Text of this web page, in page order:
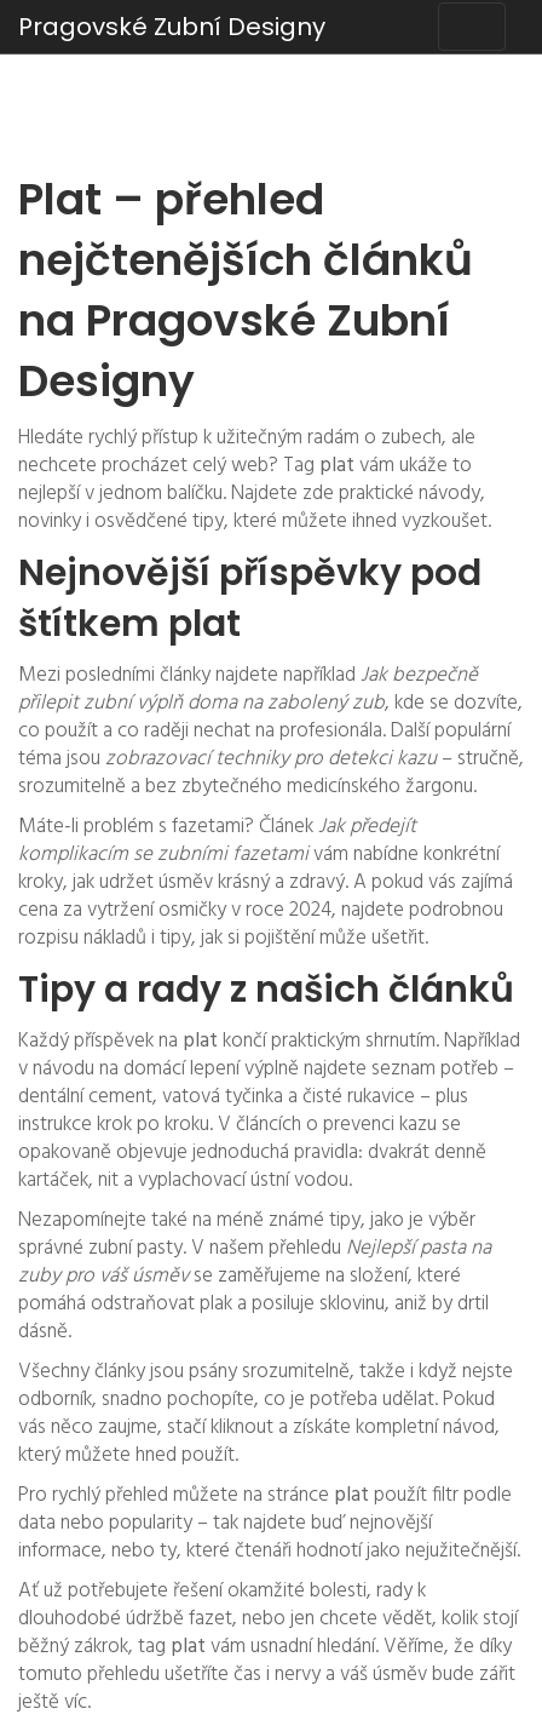
Pragovské Zubní Designy
Plat – přehled
nejčtenějších článků
na Pragovské Zubní
Designy
Hledáte rychlý přístup k užitečným radám o zubech, ale
nechcete procházet celý web? Tag platvám ukáže to
nejlepší v jednom balíčku. Najdete zde praktické návody,
novinky i osvědčené tipy, které můžete ihned vyzkoušet.
Nejnovější příspěvky pod
štítkem plat
Mezi posledními články najdete napříkladJak bezpečně
přilepit zubní výplň doma na zabolený zub, kde se dozvíte,
co použít a co raději nechat na profesionála. Další populární
téma jsou zobrazovací techniky pro detekci kazu– stručně,
srozumitelně a bez zbytečného medicínského žargonu.
Máte-li problém s fazetami? ČlánekJak předejít
komplikacím se zubními fazetamivám nabídne konkrétní
kroky, jak udržet úsměv krásný a zdravý. A pokud vás zajímá
cena za vytržení osmičky v roce 2024, najdete podrobnou
rozpisu nákladů i tipy, jak si pojištění může ušetřit.
Tipy a rady z našich článků
Každý příspěvek na plat končí praktickým shrnutím. Například
v návodu na domácí lepení výplně najdete seznam potřeb –
dentální cement, vatová tyčinka a čisté rukavice – plus
instrukce krok po kroku. V článcích o prevenci kazu se
opakovaně objevuje jednoduchá pravidla: dvakrát denně
kartáček, nit a vyplachovací ústní vodou.
Nezapomínejte také na méně známé tipy, jako je výběr
správné zubní pasty. V našem přehledu Nejlepší pasta na
zuby pro váš úsměvse zaměřujeme na složení, které
pomáhá odstraňovat plak a posiluje sklovinu, aniž by drtil
dásně.
Všechny články jsou psány srozumitelně, takže i když nejste
odborník, snadno pochopíte, co je potřeba udělat. Pokud
vás něco zaujme, stačí kliknout a získáte kompletní návod,
který můžete hned použít.
Pro rychlý přehled můžete na stránce plat použít filtr podle
data nebo popularity – tak najdete buď nejnovější
informace, nebo ty, které čtenáři hodnotí jako nejužitečnější.
Ať už potřebujete řešení okamžité bolesti, rady k
dlouhodobé údržbě fazet, nebo jen chcete vědět, kolik stojí
běžný zákrok, tag platvám usnadní hledání. Věříme, že díky
tomuto přehledu ušetříte čas i nervy a váš úsměv bude zářit
ještě víc.